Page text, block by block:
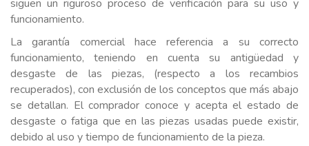
siguen un riguroso proceso de verificación para su uso y
funcionamiento.
La garantía comercial hace referencia a su correcto
funcionamiento, teniendo en cuenta su antigüedad y
desgaste de las piezas, (respecto a los recambios
recuperados), con exclusión de los conceptos que más abajo
se detallan. El comprador conoce y acepta el estado de
desgaste o fatiga que en las piezas usadas puede existir,
debido al uso y tiempo de funcionamiento de la pieza.